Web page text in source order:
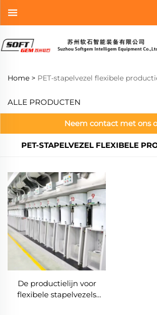
Home > PET-stapelvezel flexibele
ALLE PRODUCTEN
Neem contact met ons
PET-STAPELVEZEL FLEXIBELE
De productielijn voor
flexibele stapelvezels